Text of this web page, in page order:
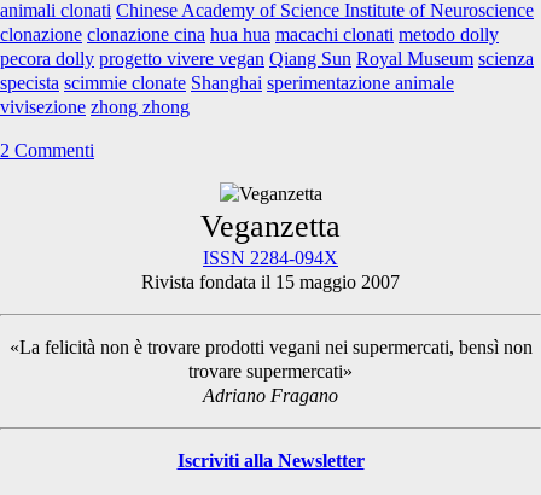
animali clonati Chinese Academy of Science Institute of Neuroscience
clonazione clonazione cina hua hua macachi clonati metodo dolly
pecora dolly progetto vivere vegan Qiang Sun Royal Museum scienza
specista scimmie clonate Shanghai sperimentazione animale
vivisezione zhong zhong
2 Commenti
Sidebar
Veganzetta
ISSN 2284-094X
Rivista fondata il 15 maggio 2007
«La felicità non è trovare prodotti vegani nei supermercati, bensì non
trovare supermercati»
Adriano Fragano
Iscriviti alla Newsletter